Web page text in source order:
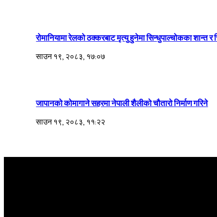
रोमानियामा रेलको ठक्करबाट मृत्यु हुनेमा सिन्धुपाल्चोकका शान्त
साउन १९, २०८३, १७:०७
जापानको कोमागाने सहरमा नेपाली शैलीको चौतारो निर्माण गरिने
साउन १९, २०८३, ११:२२